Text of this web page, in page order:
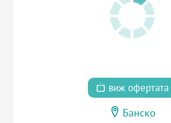
виж офертата
Банско